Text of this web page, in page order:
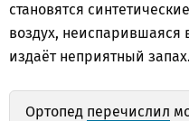
становятся
воздух, неиспарившаяся
издаёт неприятный запах.
Ортопед перечислил